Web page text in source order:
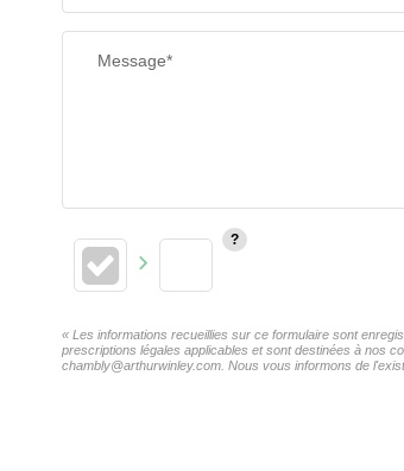
Message*
« Les informations recueillies sur ce formulaire sont
prescriptions légales applicables et sont destinées à nos
chambly@arthurwinley.com. Nous vous informons de